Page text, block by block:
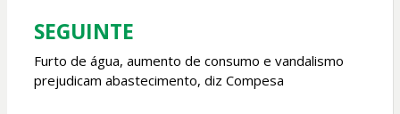
SEGUINTE
Furto de água, aumento de consumo e vandalismo
prejudicam abastecimento, diz Compesa